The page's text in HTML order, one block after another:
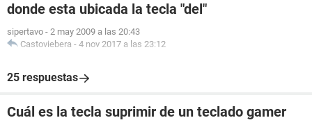
donde esta ubicada la tecla "del"
sipertavo - 2 may 2009 a las 20:43
Castoviebera - 4 nov 2017 a las 23:12
25 respuestas
Cuál es la tecla suprimir de un teclado gamer